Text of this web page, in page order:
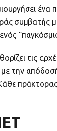
συμβατής
τις
την